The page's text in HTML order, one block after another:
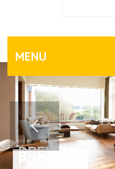
MENU
DREVENN
É